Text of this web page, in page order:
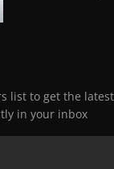
list to get the
in your inbox